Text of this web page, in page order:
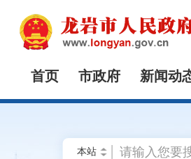
首页 市政府 新闻动